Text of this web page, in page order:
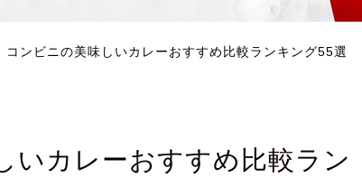
コンビニの美味しいカレーおすすめ比較ランキング55選
いカレーおすすめ比較ラン